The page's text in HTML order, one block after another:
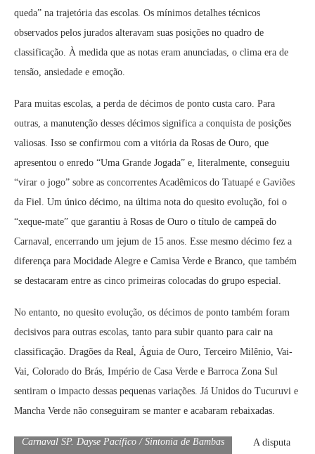
queda” na trajetória das escolas. Os mínimos detalhes técnicos
observados pelos jurados alteravam suas posições no quadro de
classificação. À medida que as notas eram anunciadas, o clima era de
tensão, ansiedade e emoção.
Para muitas escolas, a perda de décimos de ponto custa caro. Para
outras, a manutenção desses décimos significa a conquista de posições
valiosas. Isso se confirmou com a vitória da Rosas de Ouro, que
apresentou o enredo “Uma Grande Jogada” e, literalmente, conseguiu
“virar o jogo” sobre as concorrentes Acadêmicos do Tatuapé e Gaviões
da Fiel. Um único décimo, na última nota do quesito evolução, foi o
“xeque-mate” que garantiu à Rosas de Ouro o título de campeã do
Carnaval, encerrando um jejum de 15 anos. Esse mesmo décimo fez a
diferença para Mocidade Alegre e Camisa Verde e Branco, que também
se destacaram entre as cinco primeiras colocadas do grupo especial.
No entanto, no quesito evolução, os décimos de ponto também foram
decisivos para outras escolas, tanto para subir quanto para cair na
classificação. Dragões da Real, Águia de Ouro, Terceiro Milênio, Vai-
Vai, Colorado do Brás, Império de Casa Verde e Barroca Zona Sul
sentiram o impacto dessas pequenas variações. Já Unidos do Tucuruvi e
Mancha Verde não conseguiram se manter e acabaram rebaixadas.
Carnaval SP. Dayse Pacífico / Sintonia de Bambas
A disputa